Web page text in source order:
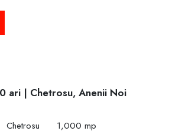
ari | Chetrosu, Anenii Noi
Chetrosu 1,000 mp